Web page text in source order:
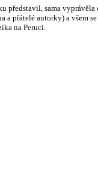
představil, sama
a přátelé autorky) a
na Peruci.